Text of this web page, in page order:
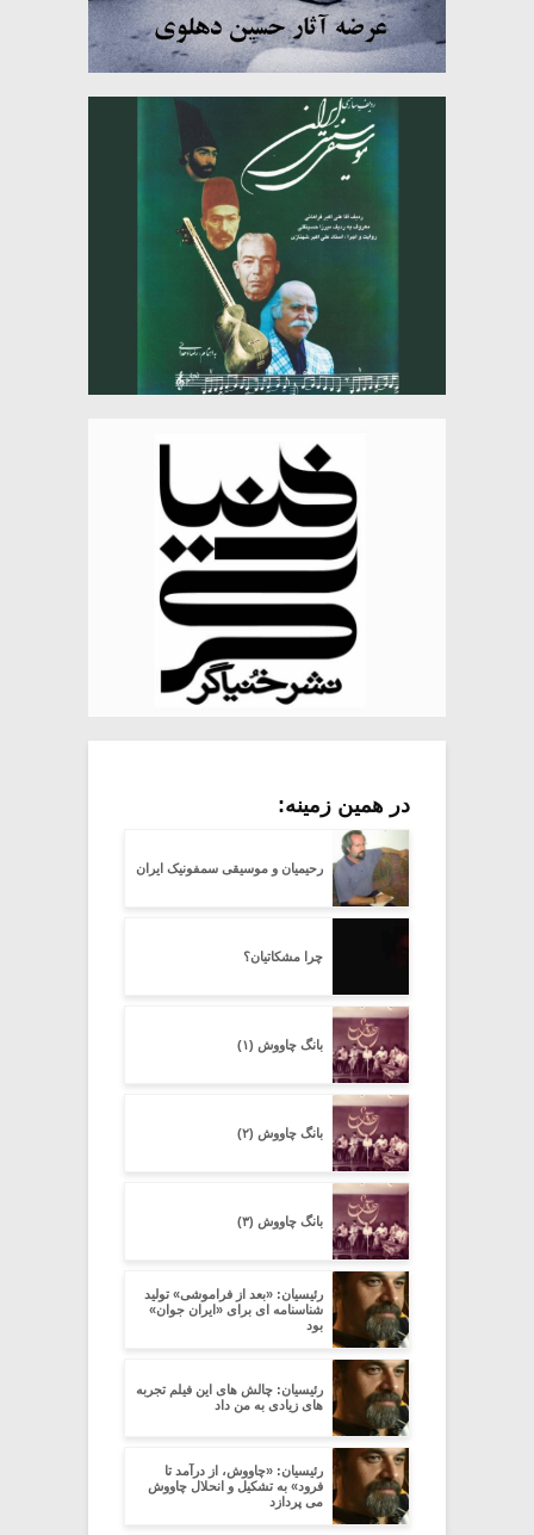
در همین زمینه:
رحیمیان و موسیقی سمفونیک ایران
چرا مشکاتیان؟
بانگ چاووش (۱)
بانگ چاووش (۲)
بانگ چاووش (۳)
رئیسیان: «بعد از فراموشی» تولید
شناسنامه ای برای «ایران جوان»
بود
رئیسیان: چالش های این فیلم تجربه
های زیادی به من داد
رئیسیان: «چاووش، از درآمد تا
فرود» به تشکیل و انحلال چاووش
می پردازد